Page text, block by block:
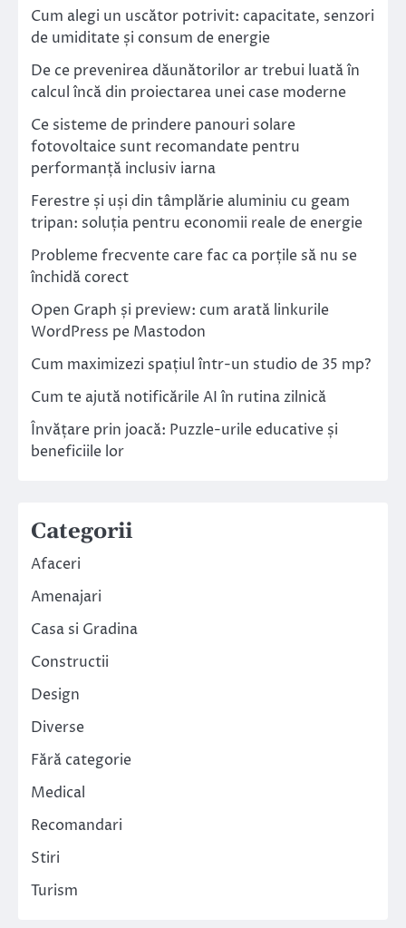
Cum alegi un uscător potrivit: capacitate, senzori
de umiditate și consum de energie
De ce prevenirea dăunătorilor ar trebui luată în
calcul încă din proiectarea unei case moderne
Ce sisteme de prindere panouri solare
fotovoltaice sunt recomandate pentru
performanță inclusiv iarna
Ferestre și uși din tâmplărie aluminiu cu geam
tripan: soluția pentru economii reale de energie
Probleme frecvente care fac ca porțile să nu se
închidă corect
Open Graph și preview: cum arată linkurile
WordPress pe Mastodon
Cum maximizezi spațiul într-un studio de 35 mp?
Cum te ajută notificările AI în rutina zilnică
Învățare prin joacă: Puzzle-urile educative și
beneficiile lor
Categorii
Afaceri
Amenajari
Casa si Gradina
Constructii
Design
Diverse
Fără categorie
Medical
Recomandari
Stiri
Turism